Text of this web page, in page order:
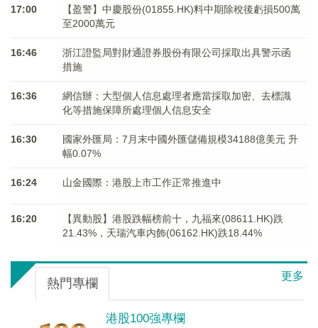
17:00
【盈警】中慶股份(01855.HK)料中期除稅後虧損500萬
至2000萬元
16:46
浙江證監局對財通證券股份有限公司採取出具警示函
措施
16:36
網信辦：大型個人信息處理者應當採取加密、去標識
化等措施保障所處理個人信息安全
16:30
國家外匯局：7月末中國外匯儲備規模34188億美元 升
幅0.07%
16:24 山金國際：港股上市工作正常推進中
16:20
【異動股】港股跌幅榜前十，九福來(08611.HK)跌
21.43%，天瑞汽車内飾(06162.HK)跌18.44%
更多
熱門專欄
港股100強專欄